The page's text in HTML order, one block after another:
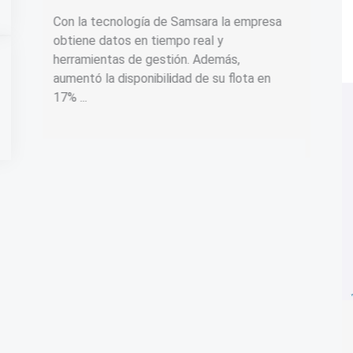
La nueva tecnología resuelve los desafíos
operativos de las aseguradoras al
garantizar acceso rápido y preciso a datos
del catastro, mejorando la eficiencia en la
de
16
de